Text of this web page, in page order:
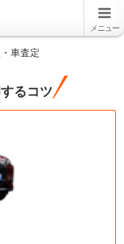
メニュー
車査定
るコツ